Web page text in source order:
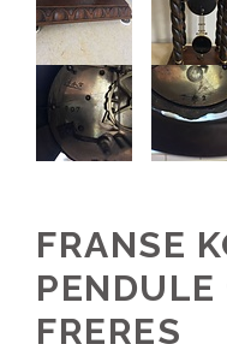
FRANSE
PENDULE
FRERES